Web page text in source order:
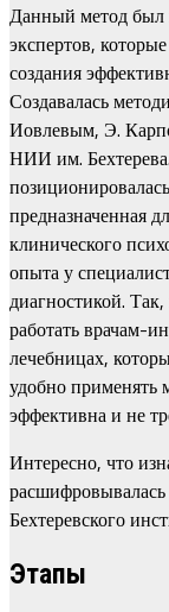
Данный метод
экспертов,
создания
Создавалась
Иовлевым, Э.
НИИ им.
предназначенная
клинического
опыта у
диагностикой.
работать врачам-
лечебницах,
удобно применять
эффективна и не
Интересно, что
Бехтеревского
Этапы